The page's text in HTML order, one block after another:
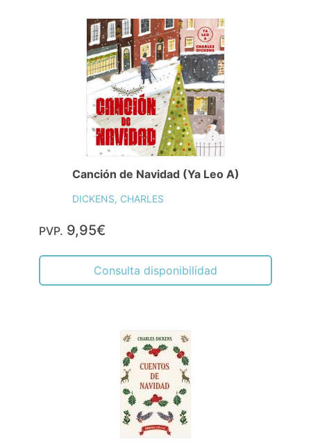
Canción de Navidad (Ya Leo A)
DICKENS, CHARLES
PVP. 9,95€
Consulta disponibilidad